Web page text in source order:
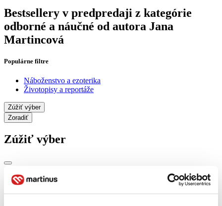
Bestsellery v predpredaji z kategórie
odborné a náučné od autora Jana
Martincová
Populárne filtre
Náboženstvo a ezoterika
Životopisy a reportáže
Zúžiť výber
Zoradiť
Zúžiť výber
Zobraziť iba